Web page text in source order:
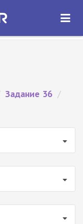
ОТКРЫТЬ
Задание 36 /